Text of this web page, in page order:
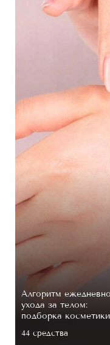
Алгоритм
ухода за телом:
подборка косметики
44 средствa